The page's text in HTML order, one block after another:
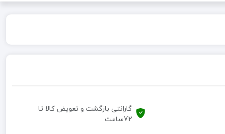
گارانتی بازگشت و تعویض کالا تا
72ساعت